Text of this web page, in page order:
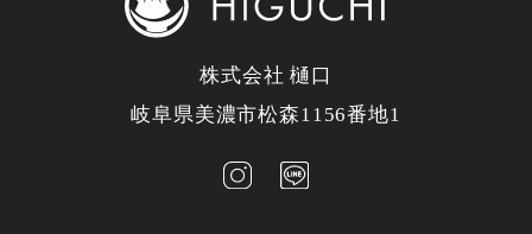
株式会社 樋口
岐阜県美濃市松森1156番地1